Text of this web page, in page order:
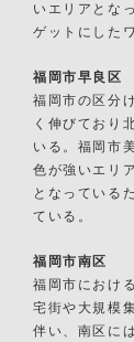
いエリアとな
ゲットにした
福岡市早良区
福岡市の区分
く伸びており
いる。福岡市
色が強いエリ
となっている
ている。
福岡市南区
福岡市におけ
宅街や大規模
伴い、南区に